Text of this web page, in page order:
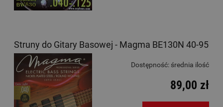
Struny do Gitary Basowej - Magma BE130N 40-95
Dostępność: średnia ilość
89,00 zł